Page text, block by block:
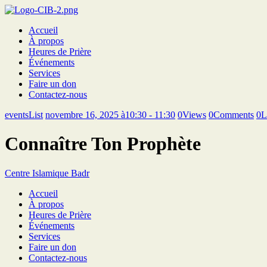
Accueil
À propos
Heures de Prière
Événements
Services
Faire un don
Contactez-nous
eventsList novembre 16, 2025 à10:30 - 11:30 0Views 0Comments 0
Connaître Ton Prophète
Centre Islamique Badr
Accueil
À propos
Heures de Prière
Événements
Services
Faire un don
Contactez-nous